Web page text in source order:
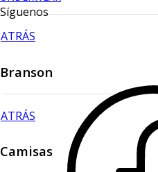
ATRÁS
Branson
ATRÁS
Camisas
Síguenos